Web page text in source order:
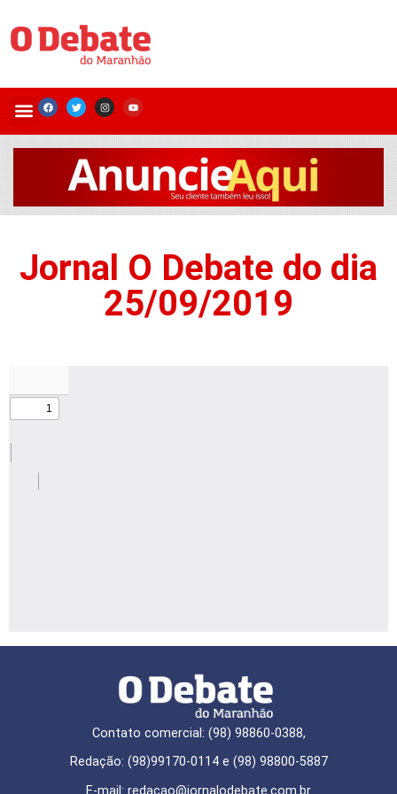
Jornal O Debate do dia
25/09/2019
Contato comercial: (98) 98860-0388,
Redação: (98)99170-0114 e (98) 98800-5887
E-mail: redaçao@jornalodebate.com.br